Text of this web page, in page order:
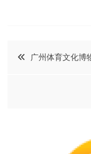
文
广州体育文化博